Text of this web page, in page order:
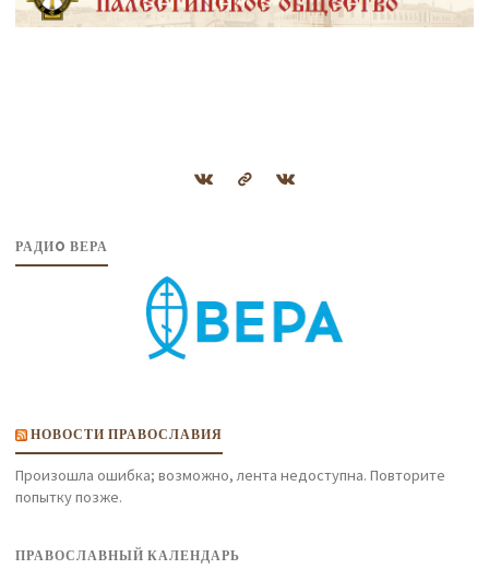
РАДИO ВЕРА
НОВОСТИ ПРАВОСЛАВИЯ
Произошла ошибка; возможно, лента недоступна. Повторите
попытку позже.
ПРАВОСЛАВНЫЙ КАЛЕНДАРЬ